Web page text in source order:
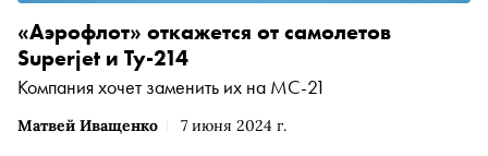
Матвей Иващенко 7 июня 2024 г.
«Аэрофлот» откажется от самолетов
Superjet и Ту-214
Компания хочет заменить их на МС-21